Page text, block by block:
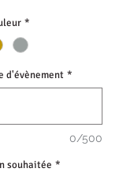
*
d'évènement *
0/500
souhaitée *